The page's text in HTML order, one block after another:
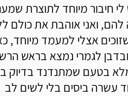
חיבור מיוחד לתוצרת
ואני אוהבת את כולם
אצלי למעמד מיוחד,
לגמרי נמצא בראש
בטעם שמתנדנד בדיוק
עשרה ביסים בלי לשים לב